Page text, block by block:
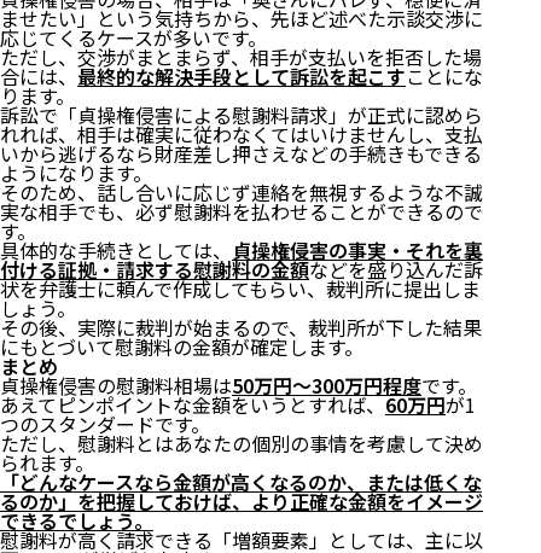
ませたい」という気持ちから、先ほど述べた示談交渉に
応じてくるケースが多いです。
ただし、交渉がまとまらず、相手が支払いを拒否した場
合には、 最終的な解決手段として訴訟を起こすことにな
ります。
訴訟で「貞操権侵害による慰謝料請求」が正式に認めら
れれば、相手は確実に従わなくてはいけませんし、支払
いから逃げるなら財産差し押さえなどの手続きもできる
ようになります。
そのため、話し合いに応じず連絡を無視するような不誠
実な相手でも、必ず慰謝料を払わせることができるので
す。
具体的な手続きとしては、 貞操権侵害の事実・それを裏
付ける証拠・請求する慰謝料の金額などを盛り込んだ訴
状を弁護士に頼んで作成してもらい、裁判所に提出しま
しょう。
その後、実際に裁判が始まるので、裁判所が下した結果
にもとづいて慰謝料の金額が確定します。
まとめ
貞操権侵害の慰謝料相場は50万円〜300万円程度です。
あえてピンポイントな金額をいうとすれば、60万円が1
つのスタンダードです。
ただし、慰謝料とはあなたの個別の事情を考慮して決め
られます。
「どんなケースなら金額が高くなるのか、または低くな
るのか」を把握しておけば、より正確な金額をイメージ
できるでしょう。
慰謝料が高く請求できる「増額要素」としては、主に以